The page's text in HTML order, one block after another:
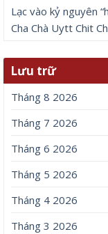
Lạc vào kỷ nguyên
Cha Chà Uytt Chit
Lưu trữ
Tháng 8 2026
Tháng 7 2026
Tháng 6 2026
Tháng 5 2026
Tháng 4 2026
Tháng 3 2026